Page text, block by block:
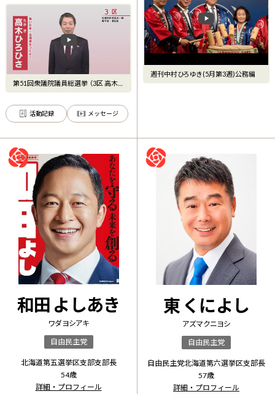
第51回衆議院議員総選挙 （3区 高木ひ
ろひさ）
活動記録 メッセージ
週刊中村ひろゆき(5月第3週)公務編
和田 よしあき
ワダ ヨシアキ
自由民主党
北海道第五選挙区支部支部長
54歳
詳細・プロフィール
東 くによし
アズマ クニヨシ
自由民主党
自由民主党北海道第六選挙区支部長
57歳
詳細・プロフィール